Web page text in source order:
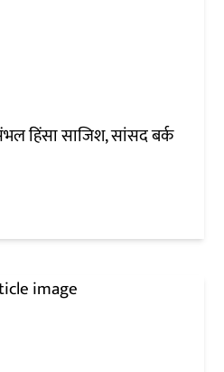
हिंसा साजिश, सांसद बर्क